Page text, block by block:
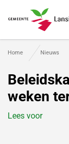
Home Nieuws
weken
Lees voor